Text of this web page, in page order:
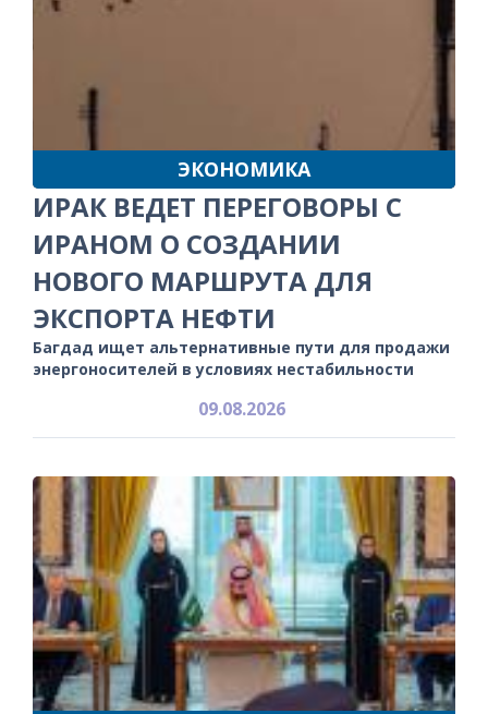
ЭКОНОМИКА
ИРАК ВЕДЕТ ПЕРЕГОВОРЫ С
ИРАНОМ О СОЗДАНИИ
НОВОГО МАРШРУТА ДЛЯ
ЭКСПОРТА НЕФТИ
Багдад ищет альтернативные пути для продажи
энергоносителей в условиях нестабильности
09.08.2026